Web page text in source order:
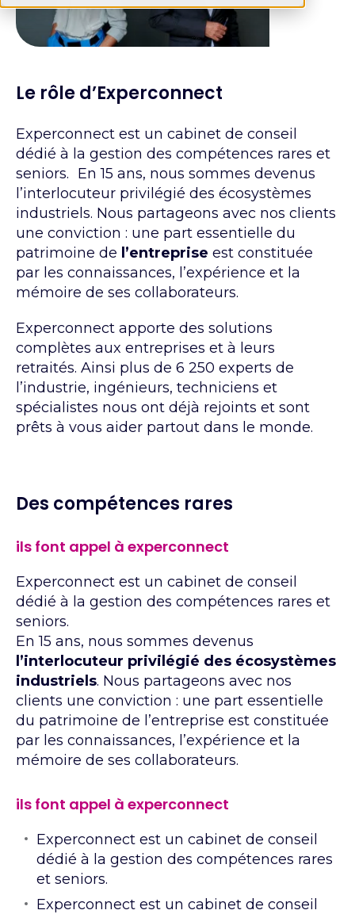
Le rôle d’Experconnect
Experconnect est un cabinet de conseil
dédié à la gestion des compétences rares et
seniors. En 15 ans, nous sommes devenus
l’interlocuteur privilégié des écosystèmes
industriels. Nous partageons avec nos clients
une conviction : une part essentielle du
patrimoine de l’entreprise est constituée
par les connaissances, l’expérience et la
mémoire de ses collaborateurs.
Experconnect apporte des solutions
complètes aux entreprises et à leurs
retraités. Ainsi plus de 6 250 experts de
l’industrie, ingénieurs, techniciens et
spécialistes nous ont déjà rejoints et sont
prêts à vous aider partout dans le monde.
Des compétences rares
ils font appel à experconnect
Experconnect est un cabinet de conseil
dédié à la gestion des compétences rares et
seniors.
En 15 ans, nous sommes devenus
l’interlocuteur privilégié des écosystèmes
industriels. Nous partageons avec nos
clients une conviction : une part essentielle
du patrimoine de l’entreprise est constituée
par les connaissances, l’expérience et la
mémoire de ses collaborateurs.
ils font appel à experconnect
Experconnect est un cabinet de conseil
dédié à la gestion des compétences rares
et seniors.
Experconnect est un cabinet de conseil